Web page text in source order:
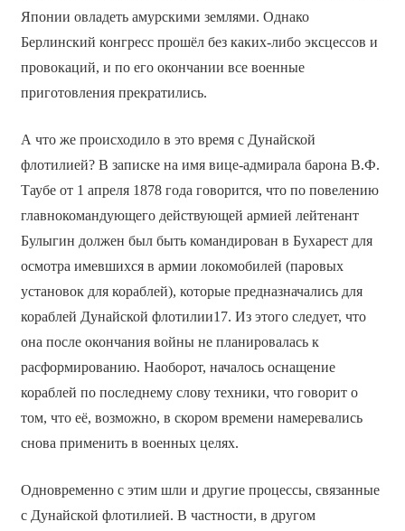
Японии овладеть амурскими землями. Однако
Берлинский конгресс прошёл без каких-либо эксцессов и
провокаций, и по его окончании все военные
приготовления прекратились.
А что же происходило в это время с Дунайской
флотилией? В записке на имя вице-адмирала барона В.Ф.
Таубе от 1 апреля 1878 года говорится, что по повелению
главнокомандующего действующей армией лейтенант
Булыгин должен был быть командирован в Бухарест для
осмотра имевшихся в армии локомобилей (паровых
установок для кораблей), которые предназначались для
кораблей Дунайской флотилии17. Из этого следует, что
она после окончания войны не планировалась к
расформированию. Наоборот, началось оснащение
кораблей по последнему слову техники, что говорит о
том, что её, возможно, в скором времени намеревались
снова применить в военных целях.
Одновременно с этим шли и другие процессы, связанные
с Дунайской флотилией. В частности, в другом